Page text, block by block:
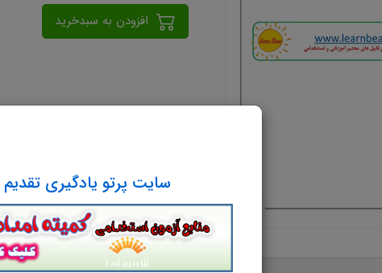
سایت پرتو یادگیری